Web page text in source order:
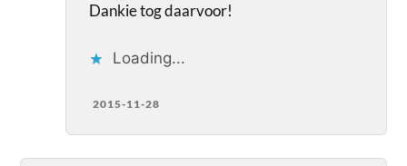
Dankie tog daarvoor!
Loading...
2015-11-28